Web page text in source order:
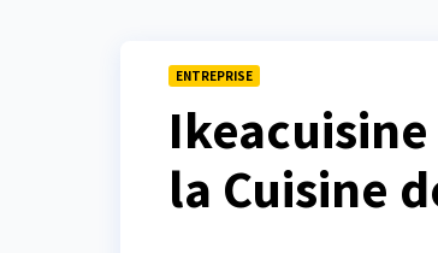
ENTREPRISE
la Cuisine